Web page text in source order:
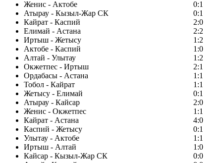
Женис - Актобе
0:1
Атырау - Кызыл-Жар СК
0:1
Кайрат - Каспий
2:0
Елимай - Астана
2:2
Иртыш - Жетысу
1:2
Актобе - Каспий
1:0
Алтай - Улытау
1:2
Окжетпес - Иртыш
2:1
Ордабасы - Астана
1:1
Тобол - Кайрат
1:1
Жетысу - Елимай
0:1
Атырау - Кайсар
2:0
Женис - Окжетпес
1:1
Кайрат - Астана
4:0
Каспий - Жетысу
0:1
Улытау - Актобе
1:1
Иртыш - Алтай
1:0
Кайсар - Кызыл-Жар СК
0:0